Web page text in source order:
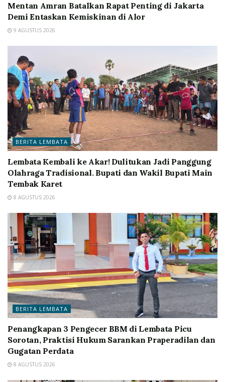
Mentan Amran Batalkan Rapat Penting di Jakarta
Demi Entaskan Kemiskinan di Alor
9 AGUSTUS 2026
BERITA LEMBATA
Lembata Kembali ke Akar! Dulitukan Jadi Panggung
Olahraga Tradisional. Bupati dan Wakil Bupati Main
Tembak Karet
8 AGUSTUS 2026
BERITA LEMBATA
Penangkapan 3 Pengecer BBM di Lembata Picu
Sorotan, Praktisi Hukum Sarankan Praperadilan dan
Gugatan Perdata
8 AGUSTUS 2026